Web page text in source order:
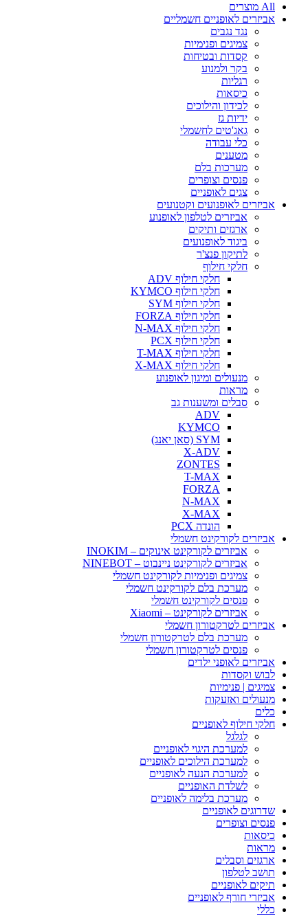
All מוצרים
אביזרים לאופניים חשמליים
נגד נגבים
צמיגים ופנימיות
קסדות ובטיחות
בקר ולמנוע
רגליות
כיסאות
לכידון והילוכים
ידיות גז
גאג'טים לחשמלי
כלי עבודה
מטענים
מערכות בלם
פנסים וצופרים
צגים לאופניים
אביזרים לאופנועים וקטנועים
אביזרים לטלפון לאופנוע
ארגזים ותיקים
ביגוד לאופנועים
לתיקון פנצ'ר
חלקי חילוף
חלקי חילוף ADV
חלקי חילוף KYMCO
חלקי חילוף SYM
חלקי חילוף FORZA
חלקי חילוף N-MAX
חלקי חילוף PCX
חלקי חילוף T-MAX
חלקי חילוף X-MAX
מנעולים ומיגון לאופנוע
מראות
סבלים ומשענות גב
ADV
KYMCO
SYM (סאן יאנג)
X-ADV
ZONTES
T-MAX
FORZA
N-MAX
X-MAX
הונדה PCX
אביזרים לקורקינט חשמלי
אביזרים לקורקינט אינוקים – INOKIM
אביזרים לקורקינט ניינבוט – NINEBOT
צמיגים ופנימיות לקורקינט חשמלי
מערכת בלם לקורקינט חשמלי
פנסים לקורקינט חשמלי
אביזרים לקורקינט – Xiaomi
אביזרים לטרקטורון חשמלי
מערכת בלם לטרקטורון חשמלי
פנסים לטרקטורון חשמלי
אביזרים לאופני ילדים
לבוש וקסדות
צמיגים | פנימיות
מנעולים ואזעקות
כלים
חלקי חילוף לאופניים
לגלגל
למערכת היגוי לאופניים
למערכת הילוכים לאופניים
למערכת הנעה לאופניים
לשלדת האופניים
מערכת בלימה לאופניים
שדרוגים לאופניים
פנסים וצופרים
כיסאות
מראות
ארגזים וסבלים
תושב לטלפון
תיקים לאופניים
אביזרי חורף לאופניים
כללי